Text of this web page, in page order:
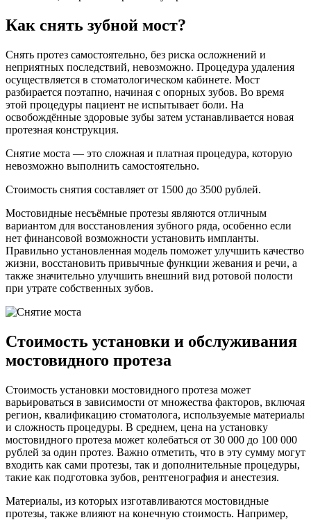
Как снять зубной мост?
Снять протез самостоятельно, без риска осложнений и
неприятных последствий, невозможно. Процедура удаления
осуществляется в стоматологическом кабинете. Мост
разбирается поэтапно, начиная с опорных зубов. Во время
этой процедуры пациент не испытывает боли. На
освобождённые здоровые зубы затем устанавливается новая
протезная конструкция.
Снятие моста — это сложная и платная процедура, которую
невозможно выполнить самостоятельно.
Стоимость снятия составляет от 1500 до 3500 рублей.
Мостовидные несъёмные протезы являются отличным
вариантом для восстановления зубного ряда, особенно если
нет финансовой возможности установить импланты.
Правильно установленная модель поможет улучшить качество
жизни, восстановить привычные функции жевания и речи, а
также значительно улучшить внешний вид ротовой полости
при утрате собственных зубов.
Стоимость установки и обслуживания
мостовидного протеза
Стоимость установки мостовидного протеза может
варьироваться в зависимости от множества факторов, включая
регион, квалификацию стоматолога, используемые материалы
и сложность процедуры. В среднем, цена на установку
мостовидного протеза может колебаться от 30 000 до 100 000
рублей за один протез. Важно отметить, что в эту сумму могут
входить как сами протезы, так и дополнительные процедуры,
такие как подготовка зубов, рентгенография и анестезия.
Материалы, из которых изготавливаются мостовидные
протезы, также влияют на конечную стоимость. Например,